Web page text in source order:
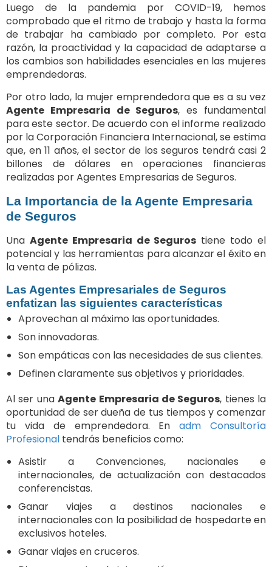
Luego de la pandemia por COVID-19, hemos
comprobado que el ritmo de trabajo y hasta la forma
de trabajar ha cambiado por completo. Por esta
razón, la proactividad y la capacidad de adaptarse a
los cambios son habilidades esenciales en las mujeres
emprendedoras.
Por otro lado, la mujer emprendedora que es a su vez
Agente Empresaria de Seguros, es fundamental
para este sector. De acuerdo con el informe realizado
por la Corporación Financiera Internacional, se estima
que, en 11 años, el sector de los seguros tendrá casi 2
billones de dólares en operaciones financieras
realizadas por Agentes Empresarias de Seguros.
La Importancia de la Agente Empresaria
de Seguros
Una Agente Empresaria de Seguros tiene todo el
potencial y las herramientas para alcanzar el éxito en
la venta de pólizas.
Las Agentes Empresariales de Seguros
enfatizan las siguientes características
Aprovechan al máximo las oportunidades.
Son innovadoras.
Son empáticas con las necesidades de sus clientes.
Definen claramente sus objetivos y prioridades.
Al ser unaAgente Empresaria de Seguros, tienes la
oportunidad de ser dueña de tus tiempos y comenzar
tu vida de emprendedora. Enadm Consultoría
Profesional tendrás beneficios como:
Asistir a Convenciones, nacionales e
internacionales, de actualización con destacados
conferencistas.
Ganar viajes a destinos nacionales e
internacionales con la posibilidad de hospedarte en
exclusivos hoteles.
Ganar viajes en cruceros.